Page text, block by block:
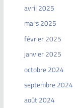
avril 2025
mars 2025
février 2025
janvier 2025
octobre 2024
septembre 2024
août 2024